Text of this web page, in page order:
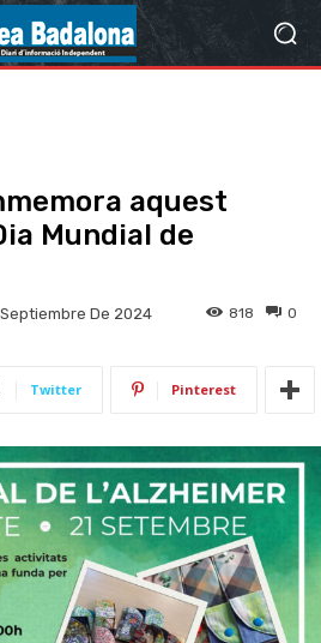
aquest
Mundial de
Septiembre De 2024 0
818
Twitter Pinterest